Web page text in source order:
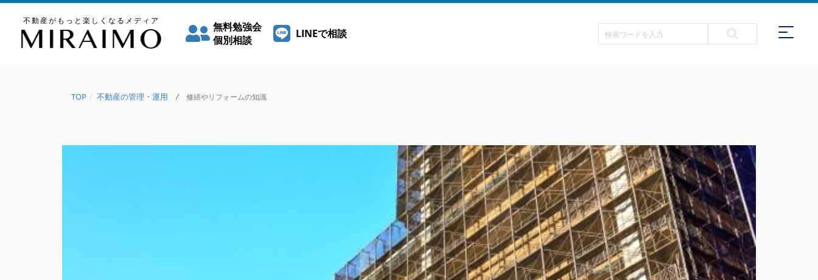
不動産がもっと楽しくなるメディア
無料勉強会
個別相談
LINEで相談
TOP 不動産の管理・運用 / 修繕やリフォームの知識